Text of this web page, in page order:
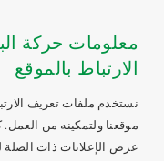
معلومات حركة
الارتباط بالموقع
نستخدم ملفات تعريف
موقعنا ولتمكينه من العمل.
عرض الإعلانات ذات الصلة